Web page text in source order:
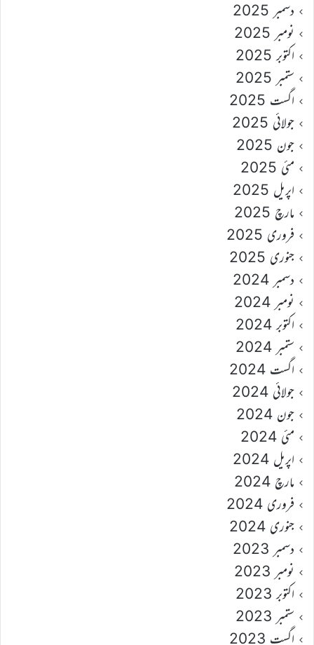
دسمبر 2025
نومبر 2025
اکتوبر 2025
ستمبر 2025
اگست 2025
جولائی 2025
جون 2025
مئی 2025
اپریل 2025
مارچ 2025
فروری 2025
جنوری 2025
دسمبر 2024
نومبر 2024
اکتوبر 2024
ستمبر 2024
اگست 2024
جولائی 2024
جون 2024
مئی 2024
اپریل 2024
مارچ 2024
فروری 2024
جنوری 2024
دسمبر 2023
نومبر 2023
اکتوبر 2023
ستمبر 2023
اگست 2023